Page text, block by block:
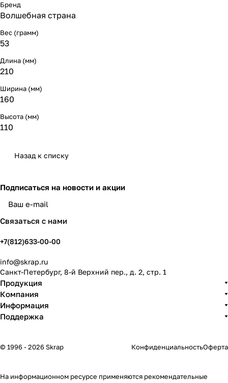
Бренд
Волшебная страна
Вес (грамм)
53
Длина (мм)
210
Ширина (мм)
160
Высота (мм)
110
Назад к списку
Подписаться на новости и акции
Связаться с нами
+7(812)633-00-00
info@skrap.ru
Санкт-Петербург, 8-й Верхний пер., д. 2, стр. 1
Продукция
Компания
Информация
Поддержка
© 1996 - 2026 Skrap КонфиденциальностьОферта
На информационном ресурсе применяются рекомендательные